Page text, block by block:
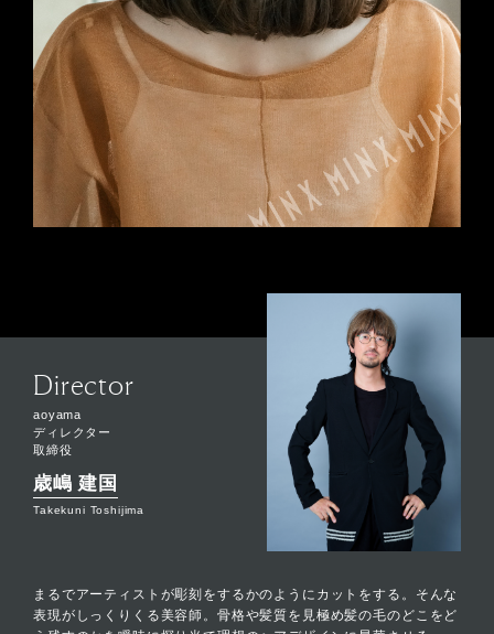
Director
aoyama
ディレクター
取締役
歳嶋 建国
Takekuni Toshijima
まるでアーティストが彫刻をするかのようにカットをする。そんな
表現がしっくりくる美容師。骨格や髪質を見極め髪の毛のどこをど